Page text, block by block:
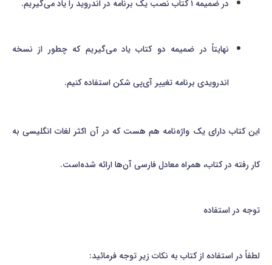
در ضمیمه ۱ کتاب نصب یک برنامه در اندروید را یاد می‌گیریم.
نهایتاً در ضمیمه دو کتاب یاد می‌گیریم که چطور از نسخه
اندرویدی برنامه تغییر آی‌پی شکن استفاده کنیم.
این کتاب دارای یک واژه‌نامه هم هست که در آن اکثر لغات انگلیسی به
کار رفته در کتاب، همراه معادل فارسی آن‌ها ارائه شده‌است.
توجه در استفاده
لطفاً در استفاده از کتاب به نکات زیر توجه فرمائید: